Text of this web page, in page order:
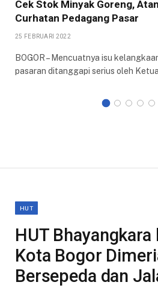
Cek Stok Minyak Goreng,
Curhatan Pedagang Pasar
25 FEBRUARI 2022
BOGOR – Mencuatnya isu
pasaran ditanggapi serius oleh
HUT
HUT Bhayangkara
Kota Bogor
Bersepeda dan